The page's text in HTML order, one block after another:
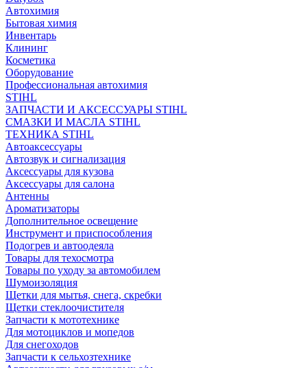
Автохимия
Бытовая химия
Инвентарь
Клининг
Косметика
Оборудование
Профессиональная автохимия
STIHL
ЗАПЧАСТИ И АКСЕССУАРЫ STIHL
СМАЗКИ И МАСЛА STIHL
ТЕХНИКА STIHL
Автоаксессуары
Автозвук и сигнализация
Аксессуары для кузова
Аксессуары для салона
Антенны
Ароматизаторы
Дополнительное освещение
Инструмент и приспособления
Подогрев и автоодеяла
Товары для техосмотра
Товары по уходу за автомобилем
Шумоизоляция
Щетки для мытья, снега, скребки
Щетки стеклоочистителя
Запчасти к мототехнике
Для мотоциклов и мопедов
Для снегоходов
Запчасти к сельхозтехнике